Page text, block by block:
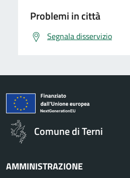
Problemi in città
Segnala disservizio
Comune di Terni
AMMINISTRAZIONE